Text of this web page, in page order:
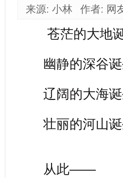
来源: 小林 作者: 网
苍茫的大地诞
幽静的深谷诞
辽阔的大海诞
壮丽的河山诞
从此——